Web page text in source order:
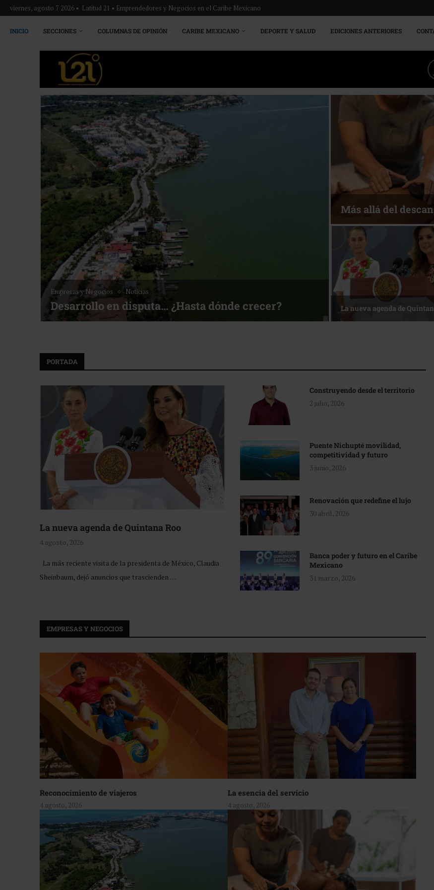
viernes, agosto 7 2026 • Latitud 21 • Emprendedores y Negocios en el Caribe Mexicano
INICIO SECCIONES COLUMNAS DE OPINIÓN CARIBE MEXICANO DEPORTE Y SALUD EDICIONES ANTERIORES
Noticias
Bottega, un viaje servido a la mesa
Energía que
Reconocimiento de viajeros
PORTADA
La nueva agenda de Quintana Roo
4 agosto, 2026
La más reciente visita de la presidenta de México, Claudia
Sheinbaum, dejó anuncios que trascienden …
Construyendo desde el territorio
2 julio, 2026
Puente Nichupté movilidad,
competitividad y futuro
3 junio, 2026
Renovación que redefine el lujo
30 abril, 2026
Banca poder y futuro en el Caribe
Mexicano
31 marzo, 2026
EMPRESAS Y NEGOCIOS
Reconocimiento de viajeros
4 agosto, 2026
La esencia del servicio
4 agosto, 2026